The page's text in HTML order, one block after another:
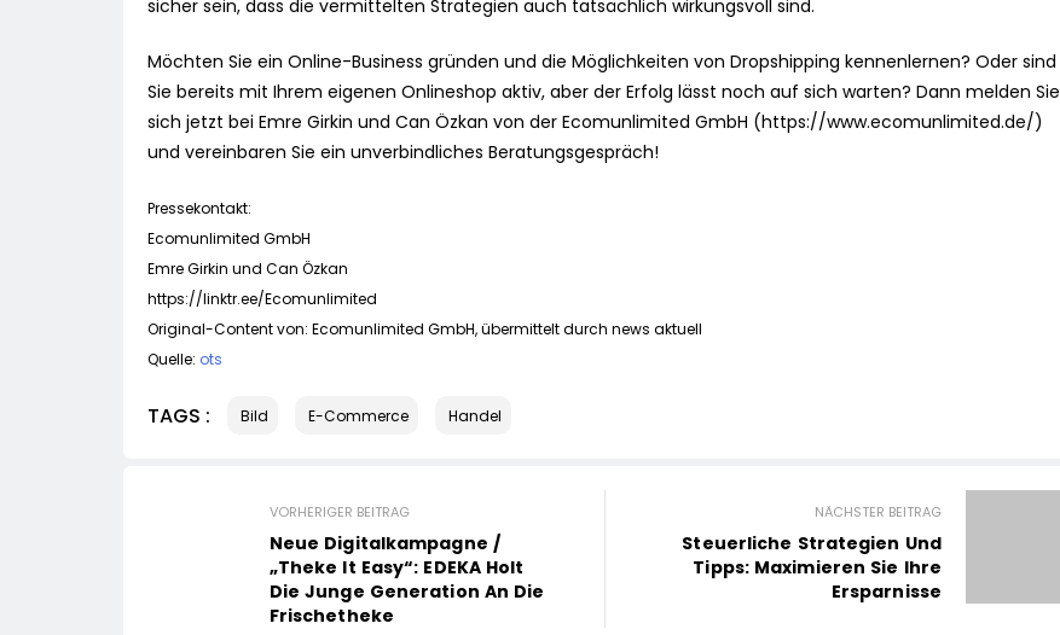
sicher sein, dass die vermittelten Strategien auch tatsächlich wirkungsvoll sind.
Möchten Sie ein Online-Business gründen und die Möglichkeiten von Dropshipping kennenlernen? Oder sind
Sie bereits mit Ihrem eigenen Onlineshop aktiv, aber der Erfolg lässt noch auf sich warten? Dann melden Sie
sich jetzt bei Emre Girkin und Can Özkan von der Ecomunlimited GmbH (https://www.ecomunlimited.de/)
und vereinbaren Sie ein unverbindliches Beratungsgespräch!
Pressekontakt:
Ecomunlimited GmbH
Emre Girkin und Can Özkan
https://linktr.ee/Ecomunlimited
Original-Content von: Ecomunlimited GmbH, übermittelt durch news aktuell
Quelle: ots
TAGS : Bild E-Commerce Handel
VORHERIGER BEITRAG
Neue Digitalkampagne /
„Theke It Easy“: EDEKA Holt
Die Junge Generation An Die
Frischetheke
NÄCHSTER BEITRAG
Steuerliche Strategien Und
Tipps: Maximieren Sie Ihre
Ersparnisse